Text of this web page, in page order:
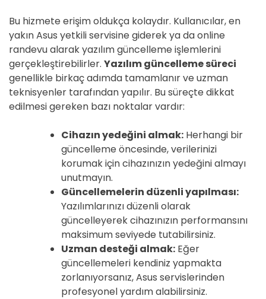
Bu hizmete erişim oldukça kolaydır. Kullanıcılar, en
yakın Asus yetkili servisine giderek ya da online
randevu alarak yazılım güncelleme işlemlerini
gerçekleştirebilirler. Yazılım güncelleme süreci
genellikle birkaç adımda tamamlanır ve uzman
teknisyenler tarafından yapılır. Bu süreçte dikkat
edilmesi gereken bazı noktalar vardır:
Cihazın yedeğini almak: Herhangi bir
güncelleme öncesinde, verilerinizi
korumak için cihazınızın yedeğini almayı
unutmayın.
Güncellemelerin düzenli yapılması:
Yazılımlarınızı düzenli olarak
güncelleyerek cihazınızın performansını
maksimum seviyede tutabilirsiniz.
Uzman desteği almak: Eğer
güncellemeleri kendiniz yapmakta
zorlanıyorsanız, Asus servislerinden
profesyonel yardım alabilirsiniz.